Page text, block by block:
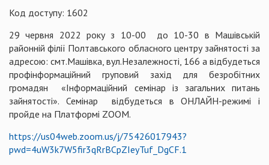
Код доступу: 1602
29 червня 2022 року з 10-00 до 10-30 в Машівській
районній філії Полтавського обласного центру зайнятості за
адресою: смт.Машівка, вул.Незалежності, 166 а відбудеться
профінформаційний груповий захід для безробітних
громадян «Інформаційний семінар із загальних питань
зайнятості». Семінар відбудеться в ОНЛАЙН-режимі і
пройде на Платформі ZOOM.
https://us04web.zoom.us/j/75426017943?
pwd=4uW3k7W5fir3qRrBCpZIeyTuf_DgCF.1